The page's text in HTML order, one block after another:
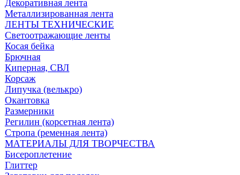
Декоративная лента
Металлизированная лента
ЛЕНТЫ ТЕХНИЧЕСКИЕ
Светоотражающие ленты
Косая бейка
Брючная
Киперная, СВЛ
Корсаж
Липучка (велькро)
Окантовка
Размерники
Регилин (корсетная лента)
Стропа (ременная лента)
МАТЕРИАЛЫ ДЛЯ ТВОРЧЕСТВА
Бисероплетение
Глиттер